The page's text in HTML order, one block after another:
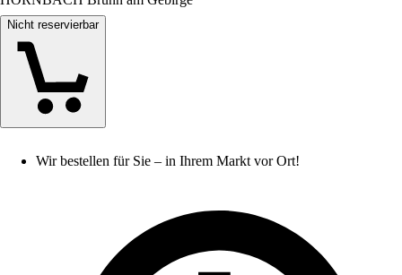
Nicht reservierbar
Wir bestellen für Sie – in Ihrem Markt vor Ort!